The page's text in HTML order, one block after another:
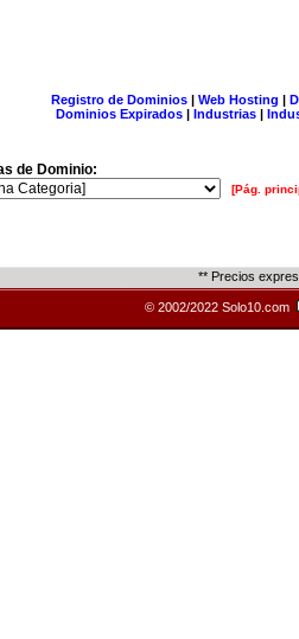
Registro de Dominios| Web Hosting |
Dominios Expirados | Industrias |
de Dominio:
[Pág.
** Precios
© 2002/2022 Solo10.com